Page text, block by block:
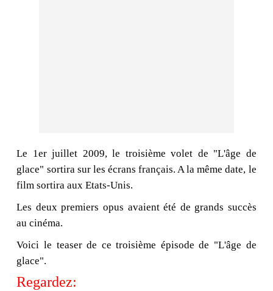
Le 1er juillet 2009, le troisième volet de "L'âge de
glace" sortira sur les écrans français. A la même date, le
film sortira aux Etats-Unis.
Les deux premiers opus avaient été de grands succès
au cinéma.
Voici le teaser de ce troisième épisode de "L'âge de
glace".
Regardez: